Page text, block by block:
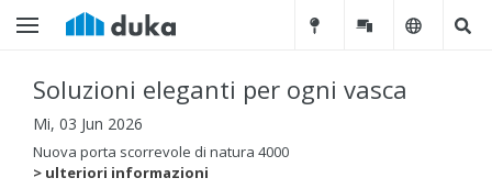
Soluzioni eleganti per ogni vasca
Mi, 03 Jun 2026
Nuova porta scorrevole di natura 4000
> ulteriori informazioni